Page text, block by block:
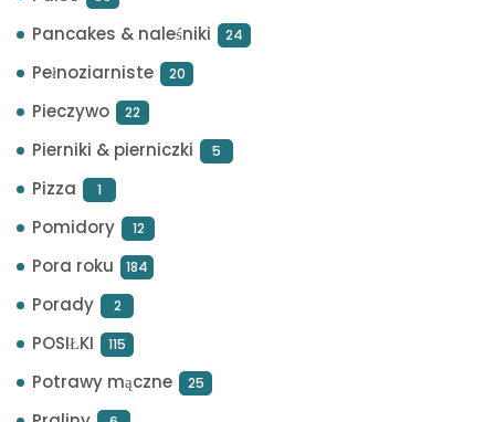
Pancakes & naleśniki 24
Pełnoziarniste 20
Pieczywo 22
Pierniki & pierniczki 5
Pizza 1
Pomidory 12
Pora roku 184
Porady 2
POSIŁKI 115
Potrawy mączne 25